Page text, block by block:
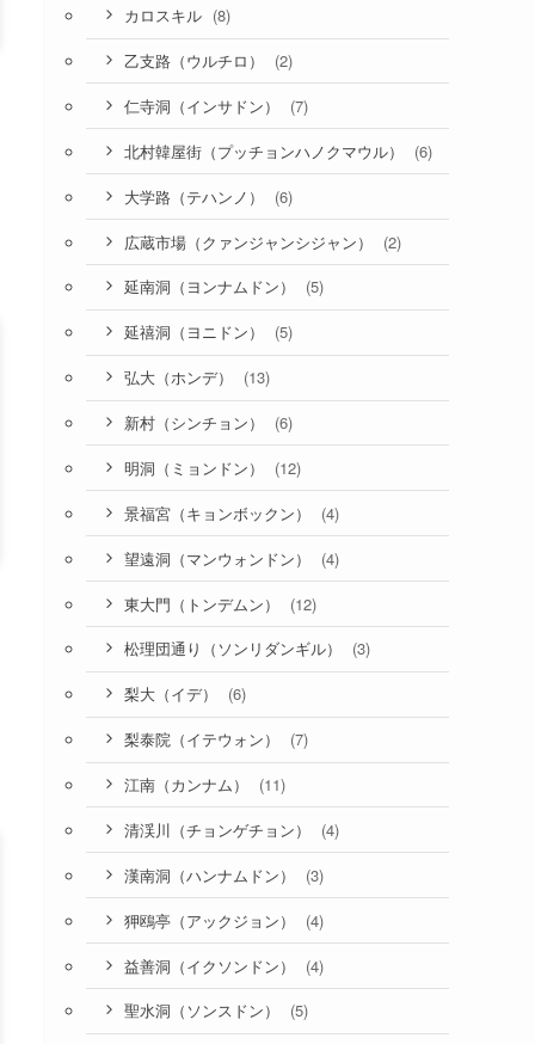
カロスキル (8)
乙支路（ウルチロ） (2)
仁寺洞（インサドン） (7)
北村韓屋街（プッチョンハノクマウル） (6)
大学路（テハンノ） (6)
広蔵市場（クァンジャンシジャン） (2)
延南洞（ヨンナムドン） (5)
延禧洞（ヨニドン） (5)
弘大（ホンデ） (13)
新村（シンチョン） (6)
明洞（ミョンドン） (12)
景福宮（キョンボックン） (4)
望遠洞（マンウォンドン） (4)
東大門（トンデムン） (12)
松理団通り（ソンリダンギル） (3)
梨大（イデ） (6)
梨泰院（イテウォン） (7)
江南（カンナム） (11)
清渓川（チョンゲチョン） (4)
漢南洞（ハンナムドン） (3)
狎鴎亭（アックジョン） (4)
益善洞（イクソンドン） (4)
聖水洞（ソンスドン） (5)